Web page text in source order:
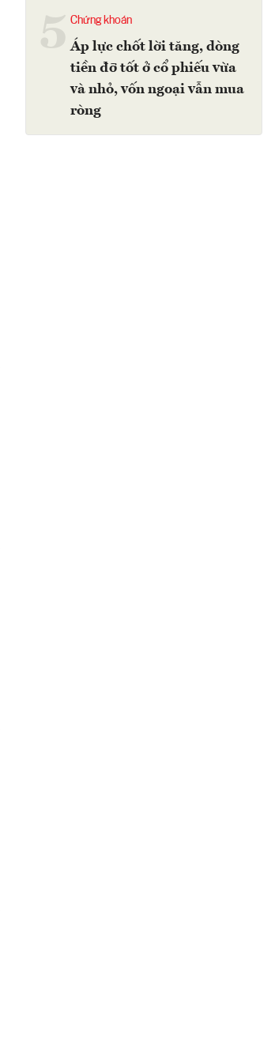
Chứng khoán
Áp lực chốt lời tăng, dòng
tiền đỡ tốt ở cổ phiếu vừa
và nhỏ, vốn ngoại vẫn mua
ròng